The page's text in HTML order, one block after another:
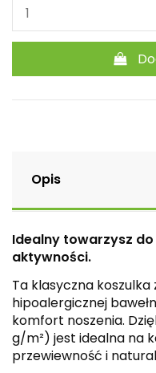
Opis
Idealny towarzysz
aktywności.
Ta klasyczna koszulka
hipoalergicznej
komfort noszenia.
g/m²) jest idealna na
przewiewność i